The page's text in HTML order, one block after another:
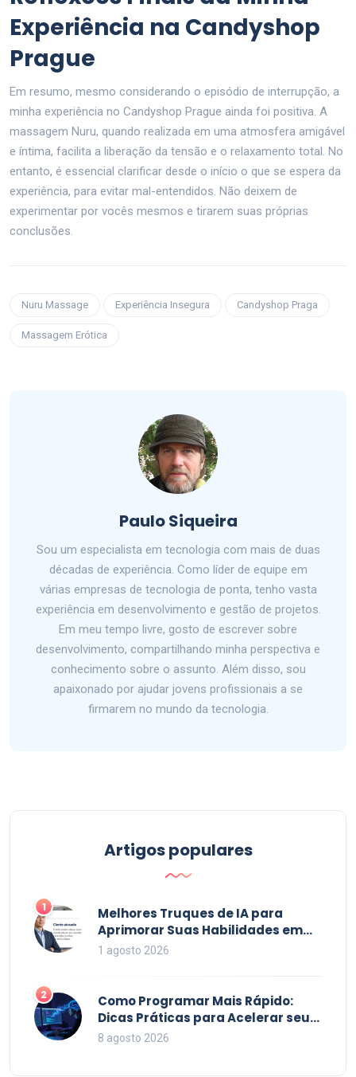
Experiência na Candyshop
Prague
Em resumo, mesmo considerando o episódio de interrupção, a
minha experiência no Candyshop Prague ainda foi positiva. A
massagem Nuru, quando realizada em uma atmosfera amigável
e íntima, facilita a liberação da tensão e o relaxamento total. No
entanto, é essencial clarificar desde o início o que se espera da
experiência, para evitar mal-entendidos. Não deixem de
experimentar por vocês mesmos e tirarem suas próprias
conclusões.
Nuru Massage Experiência Insegura Candyshop Praga
Massagem Erótica
Paulo Siqueira
Sou um especialista em tecnologia com mais de duas
décadas de experiência. Como líder de equipe em
várias empresas de tecnologia de ponta, tenho vasta
experiência em desenvolvimento e gestão de projetos.
Em meu tempo livre, gosto de escrever sobre
desenvolvimento, compartilhando minha perspectiva e
conhecimento sobre o assunto. Além disso, sou
apaixonado por ajudar jovens profissionais a se
firmarem no mundo da tecnologia.
Artigos populares
1
Melhores Truques de IA para
Aprimorar Suas Habilidades em
2026
1 agosto 2026
2
Como Programar Mais Rápido:
Dicas Práticas para Acelerar seu
Código em 2026
8 agosto 2026